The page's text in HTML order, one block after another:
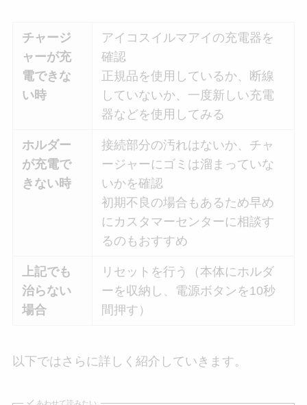
チャージ
ャーが充
電できな
い時
アイコスイルマアイの充電器を
確認
正規品を使用しているか、断線
していないか、一度新しい充電
器などを使用してみる
ホルダー
が充電で
きない時
接続部分の汚れはないか、チャ
ージャーにゴミは溜まっていな
いかを確認
初期不良の場合もあるため早め
にカスタマーセンターに相談す
るのもおすすめ
上記でも
治らない
場合
リセットを行う（本体にホルダ
ーを収納し、電源ボタンを10秒
間押す）
以下ではさらに詳しく紹介していきます。
あわせて読みたい